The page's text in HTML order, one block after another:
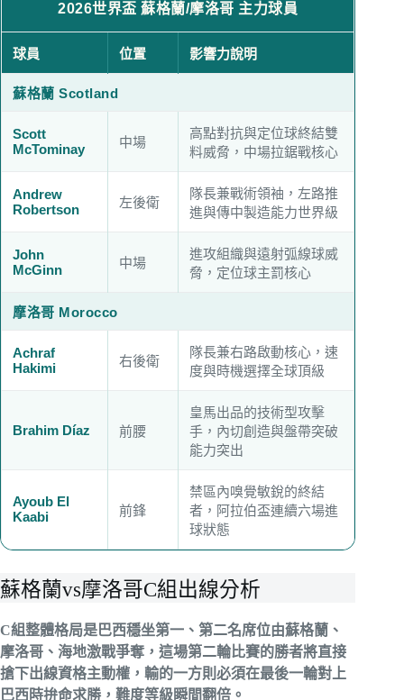
2026世界盃 蘇格蘭/摩洛哥 主力球員
球員 位置 影響力說明
蘇格蘭 Scotland
Scott
McTominay
中場
高點對抗與定位球終結雙
料威脅，中場拉鋸戰核心
Andrew
Robertson
左後衛
隊長兼戰術領袖，左路推
進與傳中製造能力世界級
John
McGinn
中場
進攻組織與遠射弧線球威
脅，定位球主罰核心
摩洛哥 Morocco
Achraf
Hakimi
右後衛
隊長兼右路啟動核心，速
度與時機選擇全球頂級
Brahim Díaz 前腰
皇馬出品的技術型攻擊
手，內切創造與盤帶突破
能力突出
Ayoub El
Kaabi
前鋒
禁區內嗅覺敏銳的終結
者，阿拉伯盃連續六場進
球狀態
蘇格蘭vs摩洛哥C組出線分析
C組整體格局是巴西穩坐第一、第二名席位由蘇格蘭、
摩洛哥、海地激戰爭奪，這場第二輪比賽的勝者將直接
搶下出線資格主動權，輸的一方則必須在最後一輪對上
巴西時拚命求勝，難度等級瞬間翻倍。